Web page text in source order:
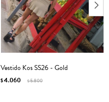
Vestido Kos SS26 - Gold
$4.060 $5.800